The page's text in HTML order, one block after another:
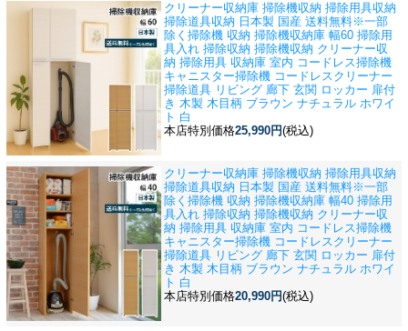
クリーナー収納庫 掃除機収納 掃除用具収納
掃除道具収納 日本製 国産 送料無料※一部
除く 掃除機 収納 掃除機収納庫 幅60 掃除用
具入れ 掃除収納 掃除機収納 クリーナー収
納 掃除用具 収納庫 室内 コードレス掃除機
キャニスター掃除機 コードレスクリーナー
掃除道具 リビング 廊下 玄関 ロッカー 扉付
き 木製 木目柄 ブラウン ナチュラル ホワイ
ト 白
本店特別価格25,990円(税込)
クリーナー収納庫 掃除機収納 掃除用具収納
掃除道具収納 日本製 国産 送料無料※一部
除く 掃除機 収納 掃除機収納庫 幅40 掃除用
具入れ 掃除収納 掃除機収納 クリーナー収
納 掃除用具 収納庫 室内 コードレス掃除機
キャニスター掃除機 コードレスクリーナー
掃除道具 リビング 廊下 玄関 ロッカー 扉付
き 木製 木目柄 ブラウン ナチュラル ホワイ
ト 白
本店特別価格20,990円(税込)